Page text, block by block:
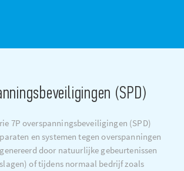
(SPD)
7P overspanningsbeveiligingen (SPD)
en systemen tegen overspanningen
door natuurlijke gebeurtenissen
of tijdens normaal bedrijf zoals